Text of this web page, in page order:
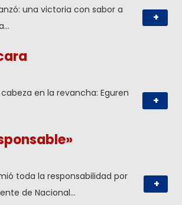
una victoria con sabor a
+
en la revancha: Eguren
+
toda la responsabilidad por
de Nacional…
+